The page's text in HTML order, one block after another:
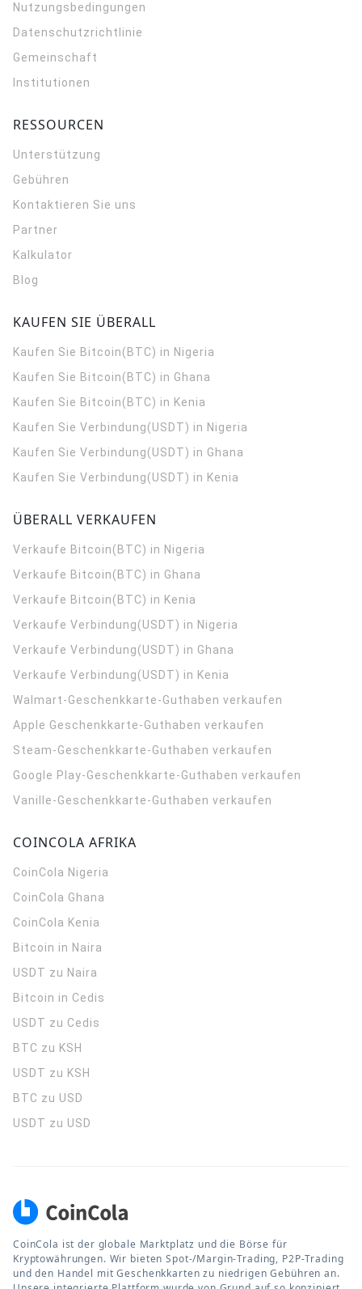
Nutzungsbedingungen
Datenschutzrichtlinie
Gemeinschaft
Institutionen
RESSOURCEN
Unterstützung
Gebühren
Kontaktieren Sie uns
Partner
Kalkulator
Blog
KAUFEN SIE ÜBERALL
Kaufen Sie Bitcoin(BTC) in Nigeria
Kaufen Sie Bitcoin(BTC) in Ghana
Kaufen Sie Bitcoin(BTC) in Kenia
Kaufen Sie Verbindung(USDT) in Nigeria
Kaufen Sie Verbindung(USDT) in Ghana
Kaufen Sie Verbindung(USDT) in Kenia
ÜBERALL VERKAUFEN
Verkaufe Bitcoin(BTC) in Nigeria
Verkaufe Bitcoin(BTC) in Ghana
Verkaufe Bitcoin(BTC) in Kenia
Verkaufe Verbindung(USDT) in Nigeria
Verkaufe Verbindung(USDT) in Ghana
Verkaufe Verbindung(USDT) in Kenia
Walmart-Geschenkkarte-Guthaben verkaufen
Apple Geschenkkarte-Guthaben verkaufen
Steam-Geschenkkarte-Guthaben verkaufen
Google Play-Geschenkkarte-Guthaben verkaufen
Vanille-Geschenkkarte-Guthaben verkaufen
COINCOLA AFRIKA
CoinCola Nigeria
CoinCola Ghana
CoinCola Kenia
Bitcoin in Naira
USDT zu Naira
Bitcoin in Cedis
USDT zu Cedis
BTC zu KSH
USDT zu KSH
BTC zu USD
USDT zu USD
CoinCola ist der globale Marktplatz und die Börse für
Kryptowährungen. Wir bieten Spot-/Margin-Trading, P2P-Trading
und den Handel mit Geschenkkarten zu niedrigen Gebühren an.